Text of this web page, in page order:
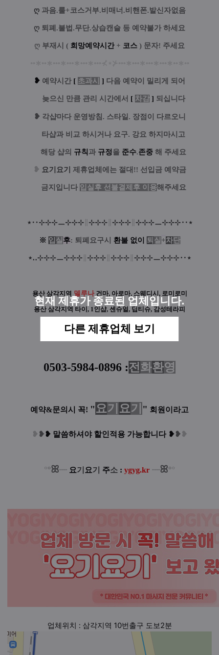
현재 제휴가 종료된 업체입니다.
다른 제휴업체 보기
ღ 과음.룰+코스거부.비매너.비핸폰.발신자없음
ღ 퇴폐.불법.무단.상습캔슬 등 예약불가 하세요
ღ 부재시 ( 희망예약시간 + 코스 ) 문자! 주세요
❥ 예 약시간 [ 초과시 ] 다음 예약이 밀리게 되어
늦으신 만큼 관리 시간에서 [ 차감] 되십니다
❥ 각샵마다 운영방침. 스타일. 장점이 다르오니
타샵과 비교 하시거나 요구. 강요 하지마시고
해당 샵의 규칙 과 규정을 준수.존중 해 주세요
❥ 요기요기 제휴업체에는 절대!! 선입금 예약금
금지 입니다 입실후 선불결제후 이용해주세요
⋆ ‥⊹⊹⊹ㅡ⊹⊹⊹∥ ⊹⊹⊹∥ ⊹⊹⊹∥ ⊹⊹⊹ㅡ⊹⊹⊹‥ ⋆
※ 입 실 후: 퇴폐요구시 환불 없이 퇴 실 +차단
⋆‥⊹⊹⊹ㅡ⊹⊹⊹ ⊹⊹⊹ ⊹⊹⊹ ⊹⊹⊹ㅡ⊹⊹⊹‥ ⋆
용산 삼각지역 델루나 건마, 아로마, 스웨디시, 로미로미
용산 삼각지역 타이, 1인샵, 센슈얼, 딥티슈, 감성테라피
다른 업소 더 알아보기 클릭~!
0503-5984-0896 :전화환영
예약&문의시 꼭! "요기 요기 " 회원이라고
❥ ❥❥ 말씀하셔야 할인적용 가능합니다 ❥❥ ❥
°°ꕤ┈ 요기 요기 주소 : ygyg.kr ┈ꕤ°°
업체위치 : 삼각지역 10번출구 도보2분